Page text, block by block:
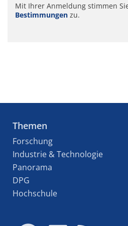
Mit Ihrer Anmeldung stimmen
Bestimmungen zu.
Themen
Forschung
Industrie & Technologie
Panorama
DPG
Hochschule